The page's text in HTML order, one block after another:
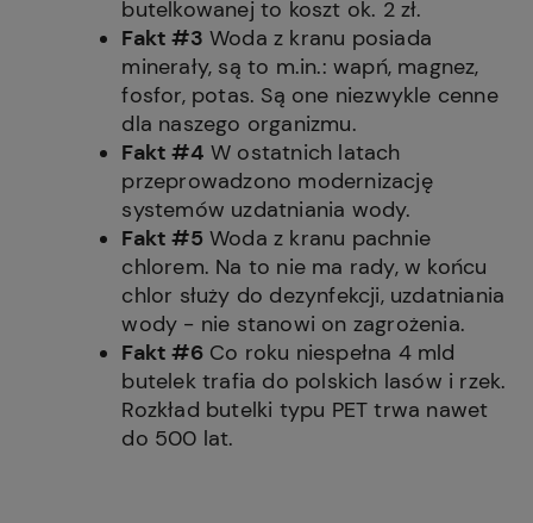
butelkowanej to koszt ok. 2 zł.
Fakt #3 Woda z kranu posiada
minerały, są to m.in.: wapń, magnez,
fosfor, potas. Są one niezwykle cenne
dla naszego organizmu.
Fakt #4 W ostatnich latach
przeprowadzono modernizację
systemów uzdatniania wody.
Fakt #5 Woda z kranu pachnie
chlorem. Na to nie ma rady, w końcu
chlor służy do dezynfekcji, uzdatniania
wody - nie stanowi on zagrożenia.
Fakt #6Co roku niespełna 4 mld
butelek trafia do polskich lasów i rzek.
Rozkład butelki typu PET trwa nawet
do 500 lat.